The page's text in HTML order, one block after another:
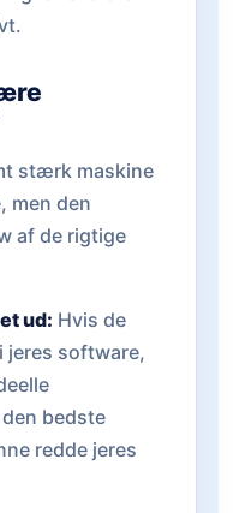
stærk maskine
men den
af de rigtige
ud: Hvis de
jeres software,
bedste
redde jeres